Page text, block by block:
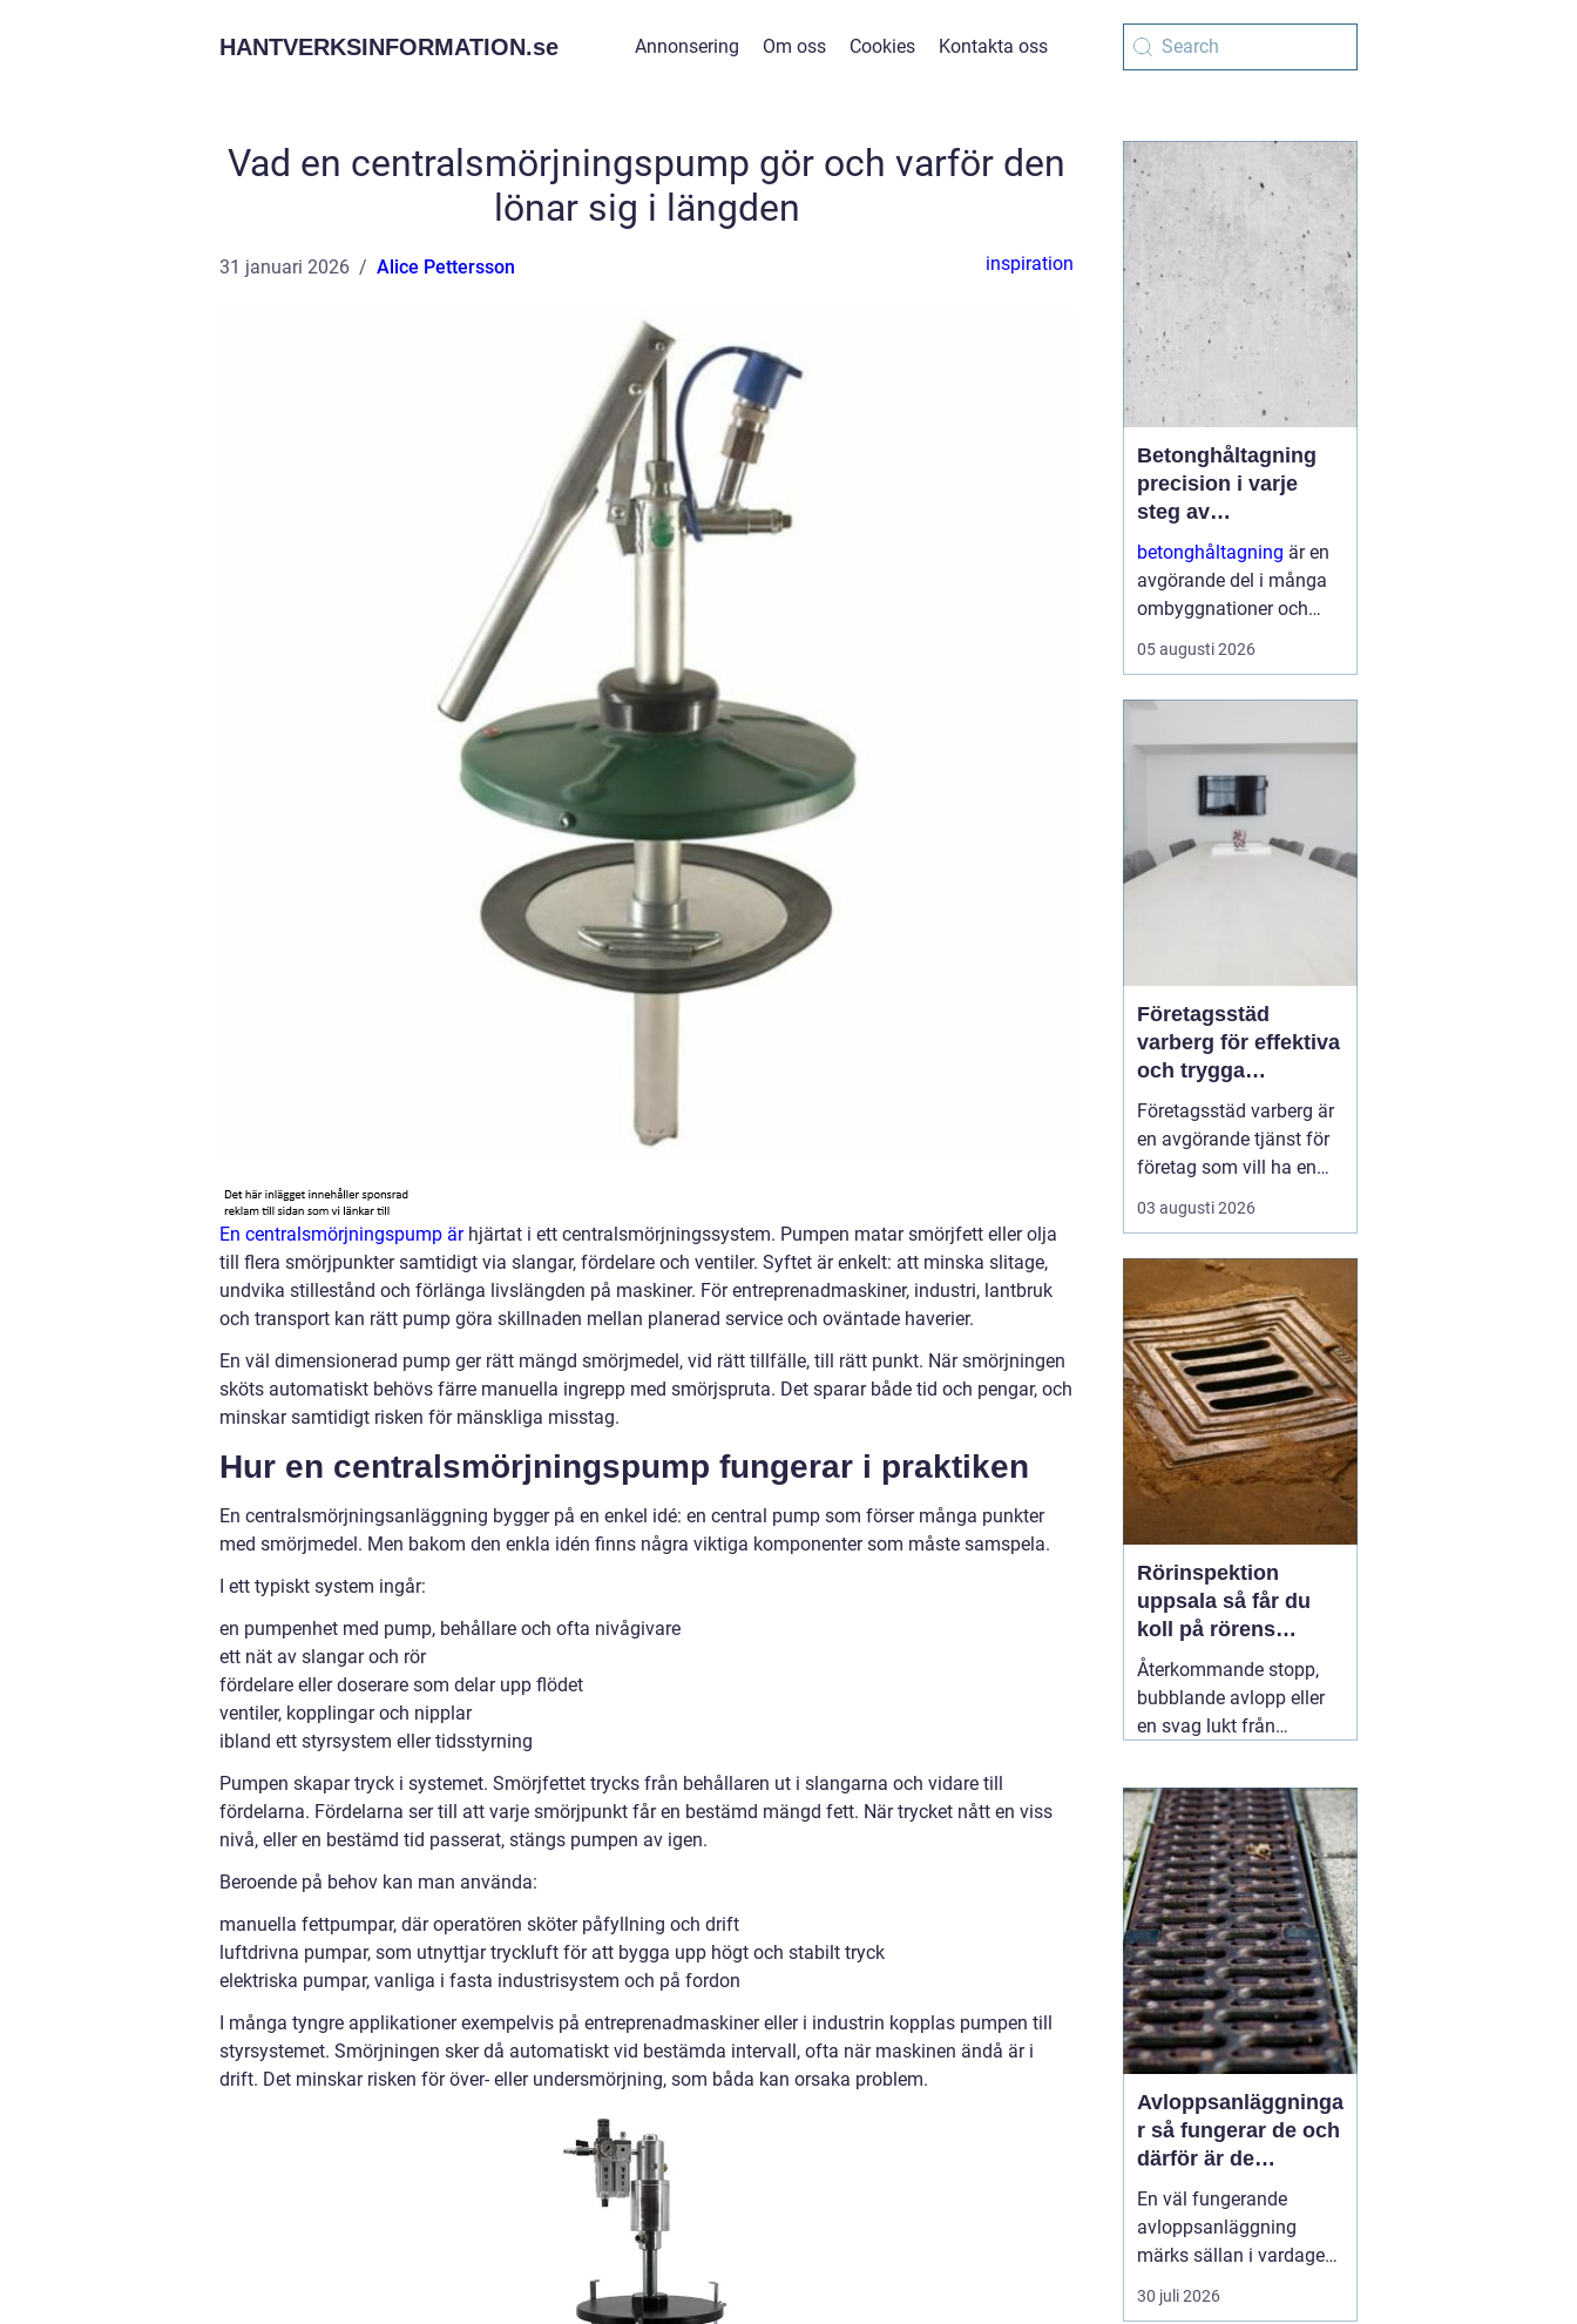
HANTVERKSINFORMATION.se Annonsering Om oss Cookies Kontakta oss
Vad en centralsmörjningspump gör och varför den
lönar sig i längden
31 januari 2026 Alice Pettersson inspiration
En centralsmörjningspump ärhjärtat i ett centralsmörjningssystem. Pumpen matar smörjfett eller olja
till flera smörjpunkter samtidigt via slangar, fördelare och ventiler. Syftet är enkelt: att minska slitage,
undvika stillestånd och förlänga livslängden på maskiner. För entreprenadmaskiner, industri, lantbruk
och transport kan rätt pump göra skillnaden mellan planerad service och oväntade haverier.
En väl dimensionerad pump ger rätt mängd smörjmedel, vid rätt tillfälle, till rätt punkt. När smörjningen
sköts automatiskt behövs färre manuella ingrepp med smörjspruta. Det sparar både tid och pengar, och
minskar samtidigt risken för mänskliga misstag.
Hur en centralsmörjningspump fungerar i praktiken
En centralsmörjningsanläggning bygger på en enkel idé: en central pump som förser många punkter
med smörjmedel. Men bakom den enkla idén finns några viktiga komponenter som måste samspela.
I ett typiskt system ingår:
en pumpenhet med pump, behållare och ofta nivågivare
ett nät av slangar och rör
fördelare eller doserare som delar upp flödet
ventiler, kopplingar och nipplar
ibland ett styrsystem eller tidsstyrning
Pumpen skapar tryck i systemet. Smörjfettet trycks från behållaren ut i slangarna och vidare till
fördelarna. Fördelarna ser till att varje smörjpunkt får en bestämd mängd fett. När trycket nått en viss
nivå, eller en bestämd tid passerat, stängs pumpen av igen.
Beroende på behov kan man använda:
manuella fettpumpar, där operatören sköter påfyllning och drift
luftdrivna pumpar, som utnyttjar tryckluft för att bygga upp högt och stabilt tryck
elektriska pumpar, vanliga i fasta industrisystem och på fordon
I många tyngre applikationer exempelvis på entreprenadmaskiner eller i industrin kopplas pumpen till
styrsystemet. Smörjningen sker då automatiskt vid bestämda intervall, ofta när maskinen ändå är i
drift. Det minskar risken för över- eller undersmörjning, som båda kan orsaka problem.
Betonghåltagning
precision i varje
steg av
ombyggnaden
betonghåltagning är en
avgörande del i många
ombyggnationer och
installationer. När nya
rör, ventilation,
befintlig stomme krävs
hål och öppningar...
05 augusti 2026
Företagsstäd
varberg för effektiva
och trygga
arbetsplatser
Företagsstäd varberg är
en avgörande tjänst för
företag som vill ha en
ren, trygg och
professionell
välstädad lokal skapar
inte bara ett bättre
intryck för kunder och
samarbetspartners, utan
påverkar även
medarbetarnas fokus,
hälsa oc...
03 augusti 2026
Rörinspektion
uppsala så får du
koll på rörens
verkliga skick
Återkommande stopp,
bubblande avlopp eller
en svag lukt från
som många ignorerar
lite för länge. Under ytan
kan rören redan vara
slitna, delvis igensatta
eller till och med
spruckna. Med en31 juli
2026
Avloppsanläggninga
r så fungerar de och
därför är de
viktigare än många
tror
En väl fungerande
avloppsanläggning
märks sällan i vardagen.
Toaletten spolas, vattnet
rinner undan och livet
30 juli 2026